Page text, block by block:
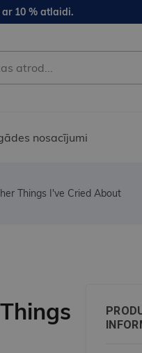
10 % atlaidi.
nosacījumi
Things I've Cried About